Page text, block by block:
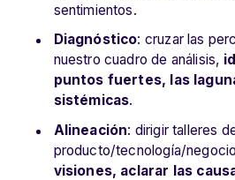
sentimientos.
Diagnóstico: cruzar las
nuestro cuadro de análisis,
puntos fuertes, las
sistémicas.
Alineación: dirigir talleres
producto/tecnología/negocio
visiones, aclarar las